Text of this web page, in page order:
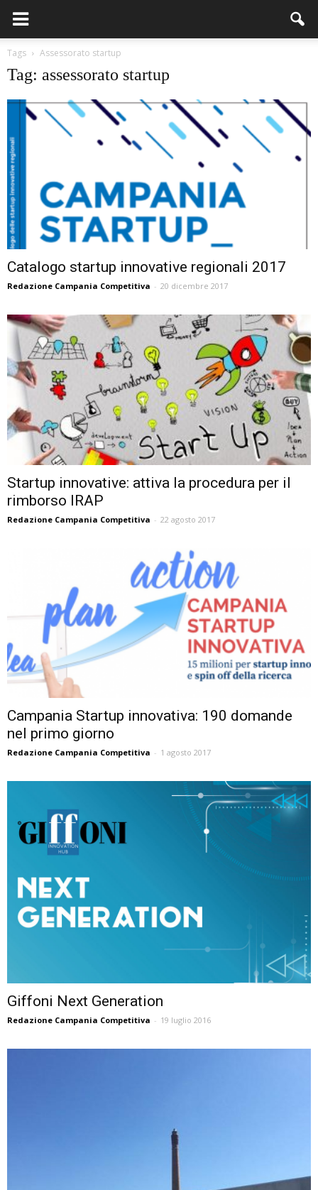
Tags Assessorato startup
Tag: assessorato startup
Catalogo startup innovative regionali 2017
Redazione Campania Competitiva - 20 dicembre 2017
Startup innovative: attiva la procedura per il
rimborso IRAP
Redazione Campania Competitiva - 22 agosto 2017
Campania Startup innovativa: 190 domande
nel primo giorno
Redazione Campania Competitiva - 1 agosto 2017
Giffoni Next Generation
Redazione Campania Competitiva - 19 luglio 2016